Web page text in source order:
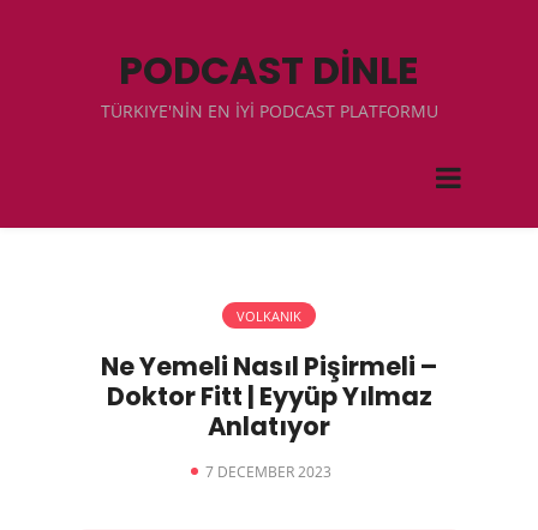
PODCAST DİNLE
TÜRKIYE'NİN EN İYİ PODCAST PLATFORMU
VOLKANIK
Ne Yemeli Nasıl Pişirmeli –
Doktor Fitt | Eyyüp Yılmaz
Anlatıyor
7 DECEMBER 2023